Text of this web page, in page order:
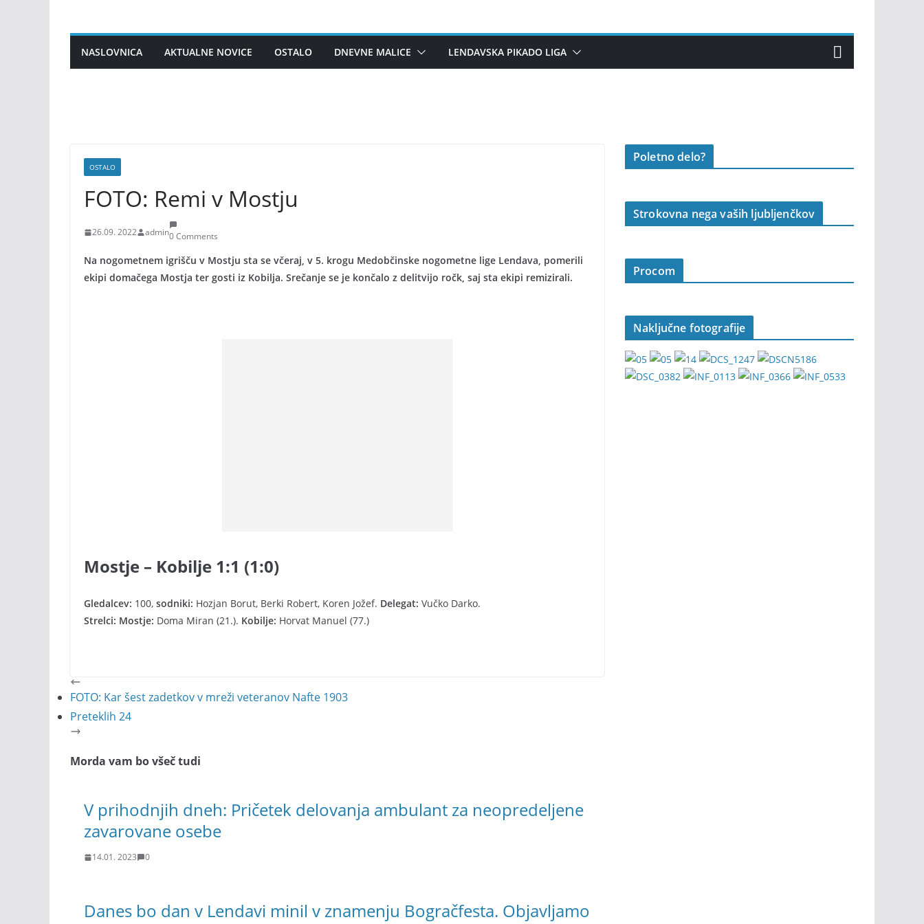
contentNASLOVNICA AKTUALNE NOVICE OSTALO DNEVNE MALICE LENDAVSKA PIKADO LIGA
OSTALO
FOTO: Remi v Mostju
26.09. 2022 admin0 Comments
Na nogometnem igrišču v Mostju sta se včeraj, v 5. krogu Medobčinske nogometne lige Lendava, pomerili
ekipi domačega Mostja ter gosti iz Kobilja. Srečanje se je končalo z delitvijo ročk, saj sta ekipi remizirali.
Mostje – Kobilje 1:1 (1:0)
Gledalcev: 100, sodniki: Hozjan Borut, Berki Robert, Koren Jožef. Delegat: Vučko Darko.
Strelci: Mostje: Doma Miran (21.). Kobilje: Horvat Manuel (77.)
FOTO: Kar šest zadetkov v mreži veteranov Nafte 1903
Preteklih 24
Morda vam bo všeč tudi
V prihodnjih dneh: Pričetek delovanja ambulant za neopredeljene
zavarovane osebe
14.01. 2023 0
Danes bo dan v Lendavi minil v znamenju Bogračfesta. Objavljamo
Poletno delo?
Strokovna nega vaših ljubljenčkov
Procom
Naključne fotografije